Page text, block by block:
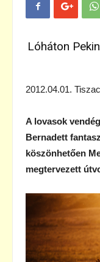
Lóháton
2012.04.01.
A lovasok
Bernadett
köszönhetően
megtervezett